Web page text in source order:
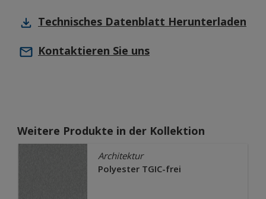
Technisches Datenblatt Herunterladen
Kontaktieren Sie uns
Weitere Produkte in der Kollektion
Architektur
Polyester TGIC-frei